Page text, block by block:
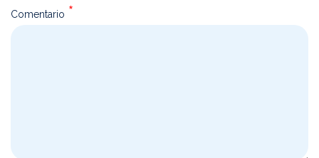
Comentario *